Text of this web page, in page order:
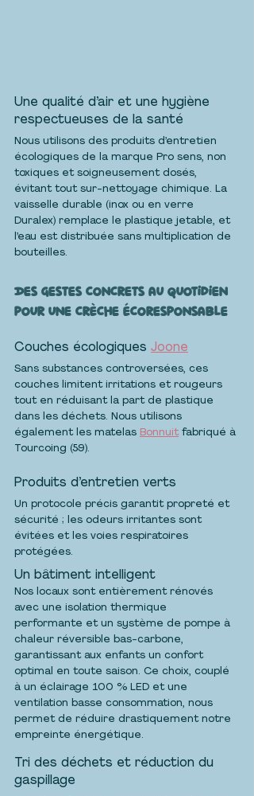
Une qualité d’air et une hygiène
respectueuses de la santé
Nous utilisons des produits d’entretien
écologiques de la marque Pro sens, non
toxiques et soigneusement dosés,
évitant tout sur-nettoyage chimique. La
vaisselle durable (inox ou en verre
Duralex) remplace le plastique jetable, et
l’eau est distribuée sans multiplication de
bouteilles.
Des gestes concrets au quotidien
pour une crèche écoresponsable
Couches écologiques Joone
Sans substances controversées, ces
couches limitent irritations et rougeurs
tout en réduisant la part de plastique
dans les déchets. Nous utilisons
également les matelas Bonnuit fabriqué à
Tourcoing (59).
Produits d’entretien verts
Un protocole précis garantit propreté et
sécurité ; les odeurs irritantes sont
évitées et les voies respiratoires
protégées.
Un bâtiment intelligent
Nos locaux sont entièrement rénovés
avec une isolation thermique
performante et un système de pompe à
chaleur réversible bas-carbone,
garantissant aux enfants un confort
optimal en toute saison. Ce choix, couplé
à un éclairage 100 % LED et une
ventilation basse consommation, nous
permet de réduire drastiquement notre
empreinte énergétique.
Tri des déchets et réduction du
gaspillage